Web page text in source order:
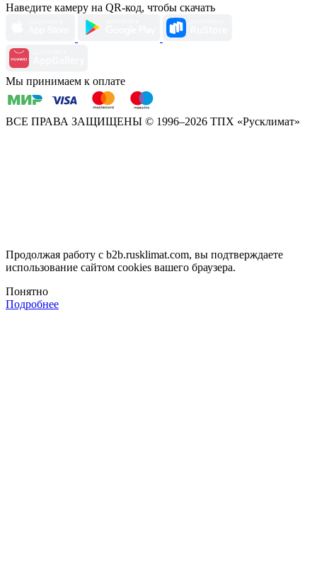
Наведите камеру на QR-код, чтобы скачать
Мы принимаем к оплате
ВСЕ ПРАВА ЗАЩИЩЕНЫ © 1996–2026 ТПХ «Русклимат»
Продолжая работу с b2b.rusklimat.com, вы подтверждаете
использование сайтом cookies вашего браузера.
Понятно
Подробнее